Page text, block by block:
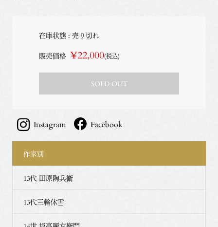
在庫状態 : 売り切れ
販売価格 ¥22,000(税込)
SOLD OUT
Instagram Facebook
作家別
13代 田原陶兵衛
13代三輪休雪